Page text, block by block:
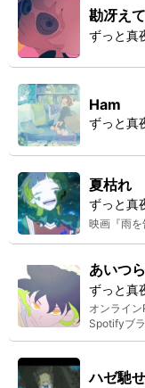
勘冴え
ずっと真
Ham
ずっと真
夏枯れ
ずっと真
映画『雨
あいつ
ずっと真
オンライ
Spotifyブ
ハゼ馳